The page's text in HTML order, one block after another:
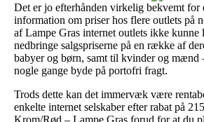
Det er jo efterhånden virkelig bekvemt for
information om priser hos flere outlets på
af Lampe Gras internet outlets ikke kunne
nedbringe salgspriserne på en række af
babyer og børn, samt til kvinder og mænd
nogle gange byde på portofri fragt.
Trods dette kan det immervæk være
enkelte internet selskaber efter rabat på
Krom/Rød – Lampe Gras forud for at du